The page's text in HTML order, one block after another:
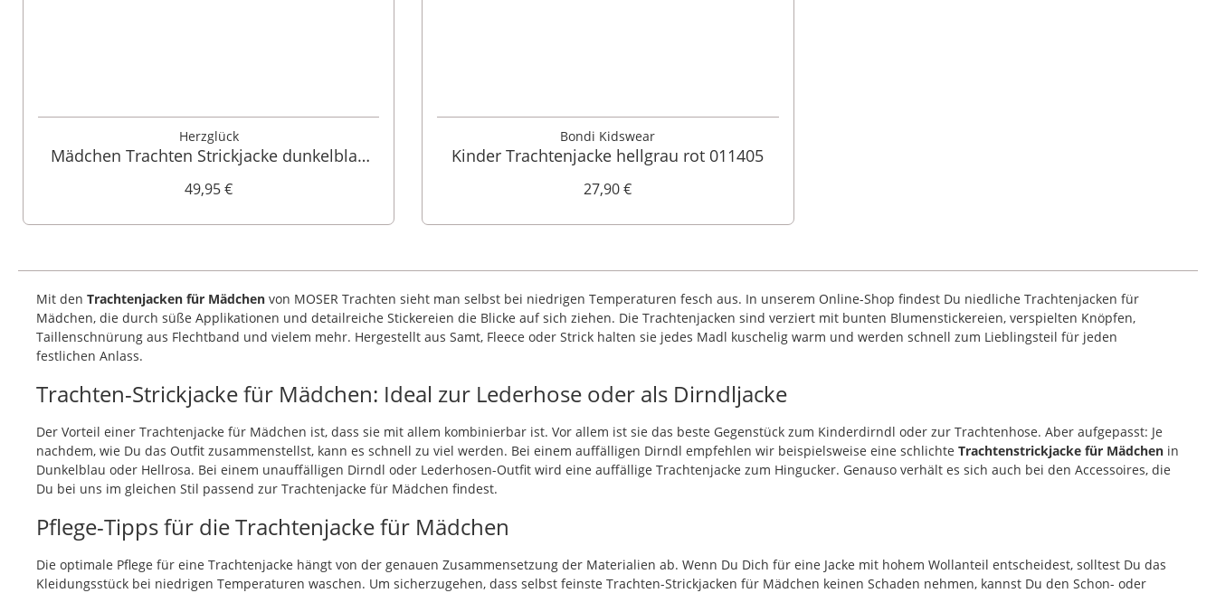
Herzglück
Mädchen Trachten Strickjacke dunkelblau
49,95 €
Bondi Kidswear
Kinder Trachtenjacke hellgrau rot 011405
27,90 €
Mit den Trachtenjacken für Mädchen von MOSER Trachten sieht man selbst bei niedrigen Temperaturen fesch aus. In unserem Online-Shop findest Du niedliche Trachtenjacken für
Mädchen, die durch süße Applikationen und detailreiche Stickereien die Blicke auf sich ziehen. Die Trachtenjacken sind verziert mit bunten Blumenstickereien, verspielten Knöpfen,
Taillenschnürung aus Flechtband und vielem mehr. Hergestellt aus Samt, Fleece oder Strick halten sie jedes Madl kuschelig warm und werden schnell zum Lieblingsteil für jeden
festlichen Anlass.
Trachten-Strickjacke für Mädchen: Ideal zur Lederhose oder als Dirndljacke
Der Vorteil einer Trachtenjacke für Mädchen ist, dass sie mit allem kombinierbar ist. Vor allem ist sie das beste Gegenstück zum Kinderdirndl oder zur Trachtenhose. Aber aufgepasst: Je
nachdem, wie Du das Outfit zusammenstellst, kann es schnell zu viel werden. Bei einem auffälligen Dirndl empfehlen wir beispielsweise eine schlichte Trachtenstrickjacke für Mädchen in
Dunkelblau oder Hellrosa. Bei einem unauffälligen Dirndl oder Lederhosen-Outfit wird eine auffällige Trachtenjacke zum Hingucker. Genauso verhält es sich auch bei den Accessoires, die
Du bei uns im gleichen Stil passend zur Trachtenjacke für Mädchen findest.
Pflege-Tipps für die Trachtenjacke für Mädchen
Die optimale Pflege für eine Trachtenjacke hängt von der genauen Zusammensetzung der Materialien ab. Wenn Du Dich für eine Jacke mit hohem Wollanteil entscheidest, solltest Du das
Kleidungsstück bei niedrigen Temperaturen waschen. Um sicherzugehen, dass selbst feinste Trachten-Strickjacken für Mädchen keinen Schaden nehmen, kannst Du den Schon- oder